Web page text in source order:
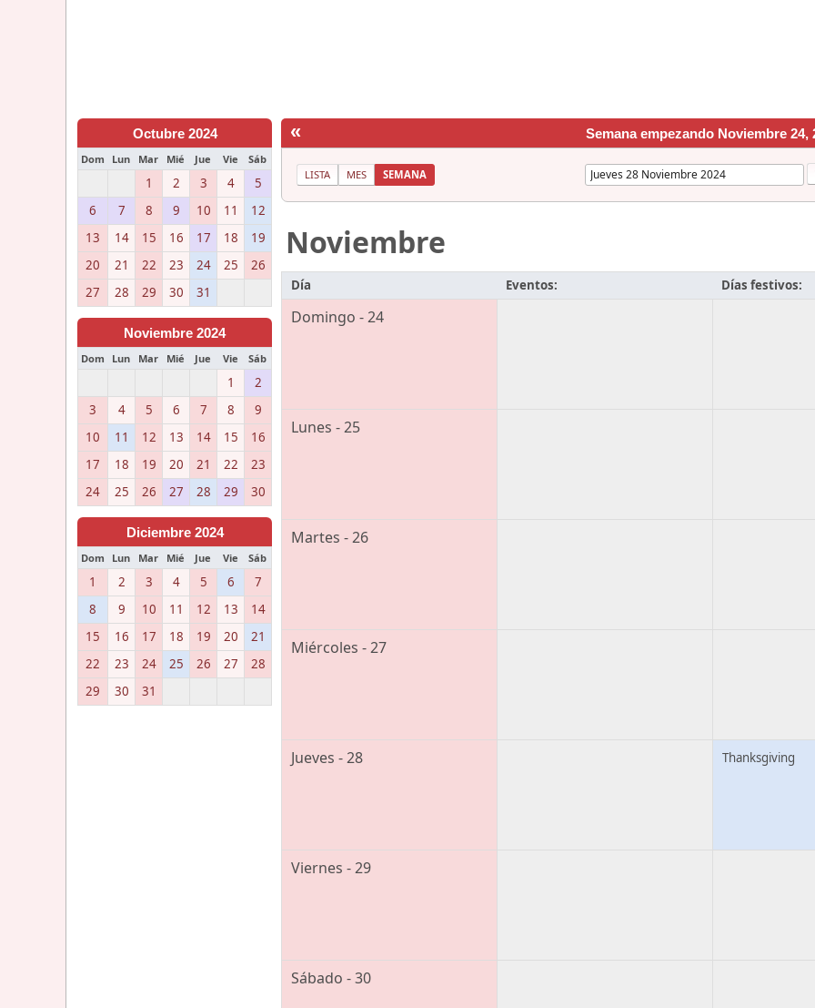
Octubre 2024
Dom Lun Mar Mié Jue Vie Sáb
1 2 3 4
5
6
7 8 9 10 11
12
13
14 15 16 17 18
19
20
21 22 23 24 25
26
27
28 29 30 31
Noviembre 2024
Dom Lun Mar Mié Jue Vie Sáb
1
2
3
4 5 6 7 8
9
10
11 12 13 14 15
16
17
18 19 20 21 22
23
24
25 26 27 28 29 30
Diciembre 2024
Dom Lun Mar Mié Jue Vie Sáb
1 2 3 4 5 6
7
8
9 10 11 12 13
14
15
16 17 18 19 20
21
22
23 24 25 26 27
28
29
30 31
« Semana empezando Noviembre 24,
LISTA MES SEMANA
Noviembre
Día Eventos: Días festivos:
Domingo - 24
Lunes - 25
Martes - 26
Miércoles - 27
Jueves - 28 Thanksgiving
Viernes - 29
Sábado - 30